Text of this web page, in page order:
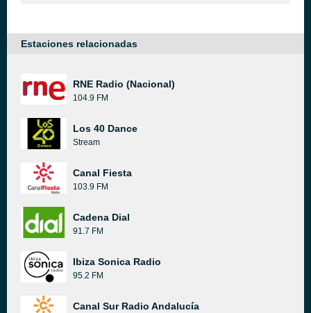
Estaciones relacionadas
RNE Radio (Nacional)
104.9 FM
Los 40 Dance
Stream
Canal Fiesta
103.9 FM
Cadena Dial
91.7 FM
Ibiza Sonica Radio
95.2 FM
Canal Sur Radio Andalucía